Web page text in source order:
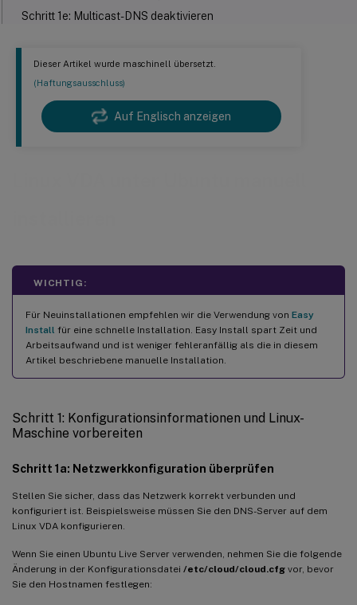
Dieser Artikel wurde maschinell übersetzt.
(Haftungsausschluss)
Auf Englisch anzeigen
WICHTIG:
Für Neuinstallationen empfehlen wir die Verwendung von Easy
Install für eine schnelle Installation. Easy Install spart Zeit und
Arbeitsaufwand und ist weniger fehleranfällig als die in diesem
Artikel beschriebene manuelle Installation.
Schritt 1: Konfigurationsinformationen und Linux-
Maschine vorbereiten
Schritt 1a: Netzwerkkonfiguration überprüfen
Stellen Sie sicher, dass das Netzwerk korrekt verbunden und
konfiguriert ist. Beispielsweise müssen Sie den DNS-Server auf dem
Linux VDA konfigurieren.
Wenn Sie einen Ubuntu Live Server verwenden, nehmen Sie die folgende
Änderung in der Konfigurationsdatei /etc/cloud/cloud.cfg vor, bevor
Sie den Hostnamen festlegen:
Schritt 1e: Multicast-DNS deaktivieren
Schritt 1h: Eine zu verwendende Datenbank installieren und
angeben
Schritt 1i: Motif installieren
Zeitsynchronisierung auf ESX und ESXi korrigieren
Samba Winbind
Quest-Authentifizierungsdienst
SSSD
PBIS
Schritt 4: .NET installieren
Schritt 5: Linux VDA-Paket herunterladen
Schritt 6: Linux VDA installieren
Schritt 6b: Linux VDA aktualisieren (optional)